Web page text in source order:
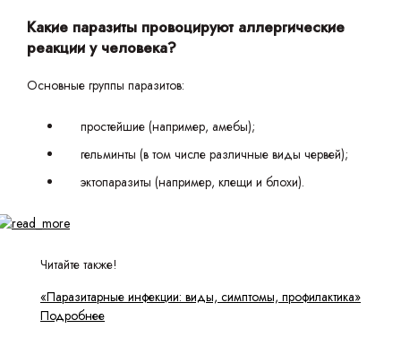
Какие паразиты провоцируют аллергические
реакции у человека?
Основные группы паразитов:
простейшие (например, амебы);
гельминты (в том числе различные виды червей);
эктопаразиты (например, клещи и блохи).
Читайте также!
«Паразитарные инфекции: виды, симптомы, профилактика»
Подробнее